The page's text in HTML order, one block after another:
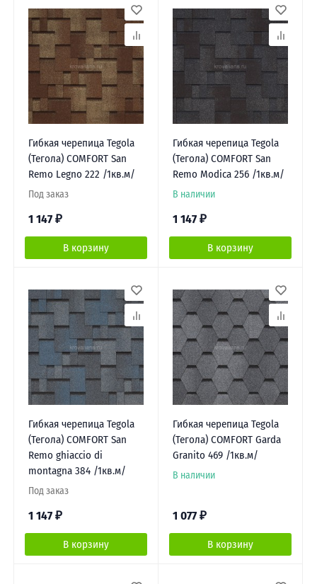
Гибкая черепица Tegola
(Тегола) COMFORT San
Remo Legno 222 /1кв.м/
Под заказ
1 147 ₽
В корзину
Гибкая черепица Tegola
(Тегола) COMFORT San
Remo Modica 256 /1кв.м/
В наличии
1 147 ₽
В корзину
Гибкая черепица Tegola
(Тегола) COMFORT San
Remo ghiaccio di
montagna 384 /1кв.м/
Под заказ
1 147 ₽
В корзину
Гибкая черепица Tegola
(Тегола) COMFORT Garda
Granito 469 /1кв.м/
В наличии
1 077 ₽
В корзину